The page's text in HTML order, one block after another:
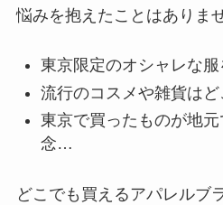
悩みを抱えたことはありま
東京限定のオシャレな服
流行のコスメや雑貨はど
東京で買ったものが地
念…
どこでも買えるアパレルブ